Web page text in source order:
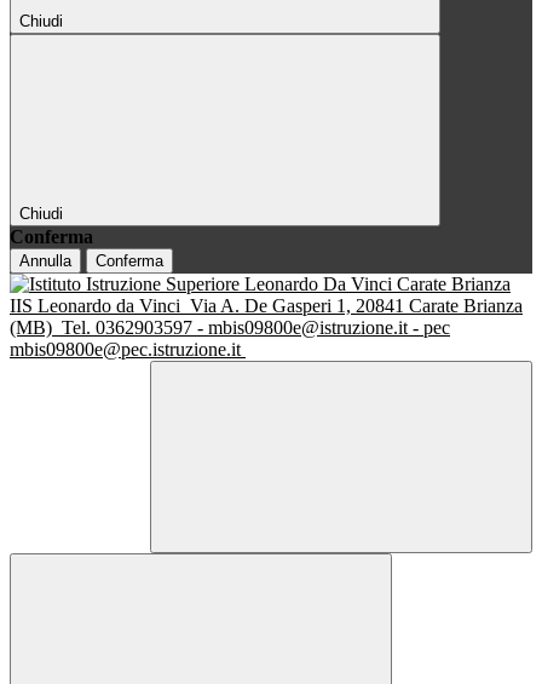
Chiudi
Chiudi
Conferma
Annulla Conferma
IIS Leonardo da Vinci Via A. De Gasperi 1, 20841 Carate Brianza
(MB) Tel. 0362903597 - mbis09800e@istruzione.it - pec
mbis09800e@pec.istruzione.it